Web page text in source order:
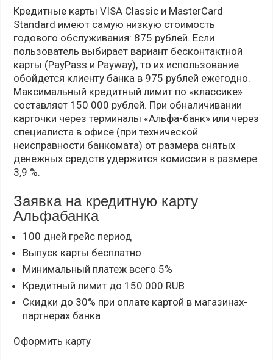
Кредитные карты VISA Classic и MasterCard
Standard имеют самую низкую стоимость
годового обслуживания: 875 рублей. Если
пользователь выбирает вариант бесконтактной
карты (PayPass и Payway), то их использование
обойдется клиенту банка в 975 рублей ежегодно.
Максимальный кредитный лимит по «классике»
составляет 150 000 рублей. При обналичивании
карточки через терминалы «Альфа-банк» или через
специалиста в офисе (при технической
неисправности банкомата) от размера снятых
денежных средств удержится комиссия в размере
3,9 %.
Заявка на кредитную карту
Альфабанка
100 дней грейс период
Выпуск карты бесплатно
Минимальный платеж всего 5%
Кредитный лимит до 150 000 RUB
Скидки до 30% при оплате картой в магазинах-
партнерах банка
Оформить карту